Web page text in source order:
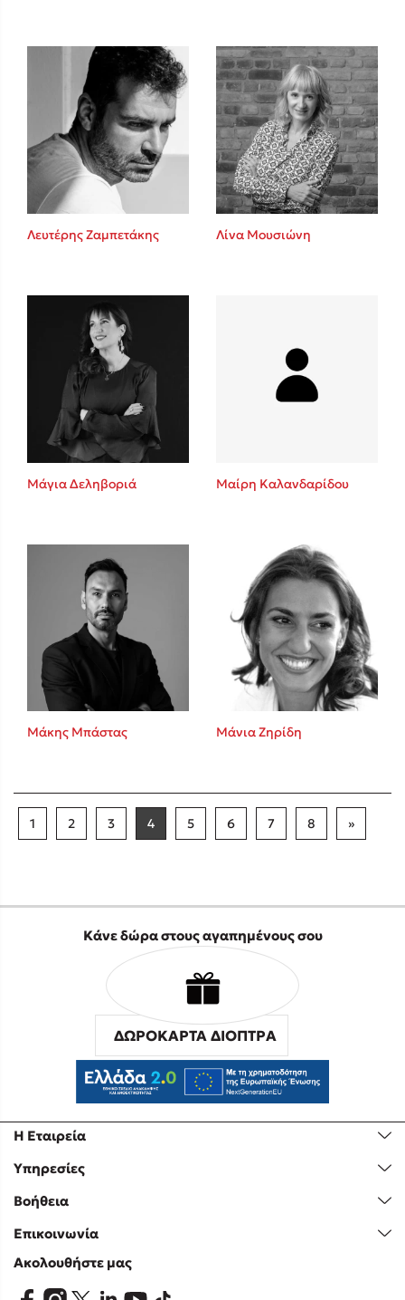
Λευτέρης Ζαμπετάκης Λίνα Μουσιώνη
Μάγια Δεληβοριά Μαίρη Καλανδαρίδου
Μάκης Μπάστας Μάνια Ζηρίδη
1 2 3 4 5 6 7 8 »
Η Εταιρεία
Υπηρεσίες
Βοήθεια
Επικοινωνία
Κάνε δώρα στους αγαπημένους σου
ΔΩΡΟΚΑΡΤΑ ΔΙΟΠΤΡΑ
Ακολουθήστε μας